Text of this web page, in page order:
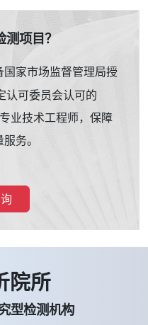
项目？
家市场监督管理局授
认可委员会认可的
业技术工程师，保障
务。
院所
型检测机构